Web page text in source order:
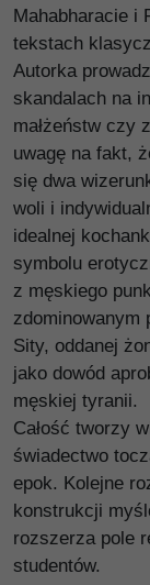
Mahabharacie i
tekstach
Autorka
skandalach na
małżeństw czy
uwagę na fakt,
się dwa
woli i
idealnej
symbolu
z męskiego
zdominowanym
Sity, oddanej
jako dowód
męskiej tyranii.
Całość tworzy
świadectwo
epok. Kolejne
konstrukcji
rozszerza pole
studentów.